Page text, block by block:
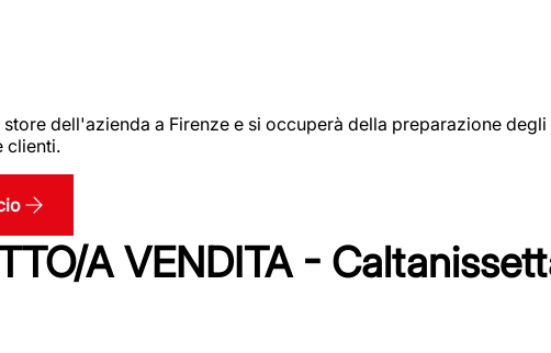
dell'azienda a Firenze e si occuperà della preparazione
clienti.
A VENDITA -